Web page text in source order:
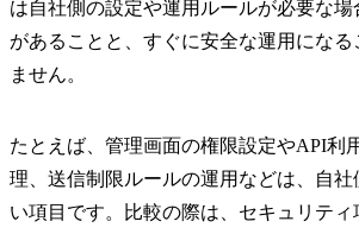
は自社側の設定や運用ルールが必要な
があることと、すぐに安全な運用になる
ません。
たとえば、管理画面の権限設定やAPI利
理、送信制限ルールの運用などは、自
い項目です。比較の際は、セキュリティ